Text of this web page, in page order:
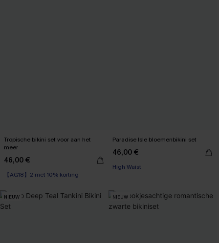
Tropische bikini set voor aan het
meer
46,00 €
【AG18】2 met 10% korting
Paradise Isle bloemenbikini set
46,00 €
High Waist
NIEUW NIEUW